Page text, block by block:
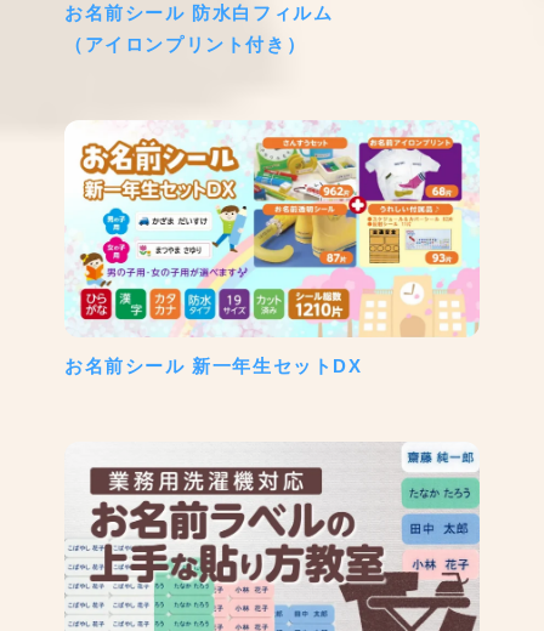
お名前シール 防水白フィルム
（アイロンプリント付き）
お名前シール 新一年生セットDX